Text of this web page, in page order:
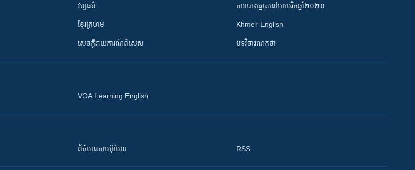
វប្បធម៌
ខ្មែរក្រហម
សេចក្តីរាយការណ៍ពិសេស
ការបោះឆ្នោតនៅអាមេរិកឆ្នាំ២០២០
Khmer-English
បទវិចារណកថា
VOA Learning English
ព័ត៌មាន​តាម​អ៊ីមែល RSS